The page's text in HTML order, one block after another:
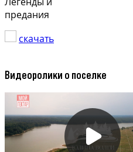
предания
скачать
Видеоролики о поселке